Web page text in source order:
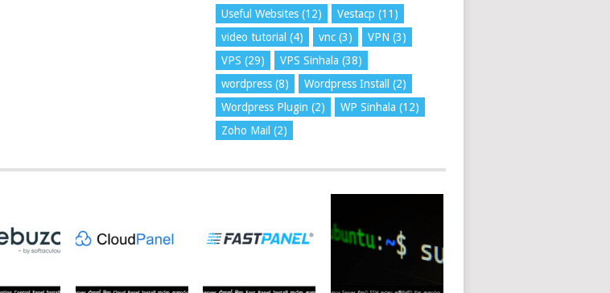
Useful Websites (12) Vestacp (11)
video tutorial (4) vnc (3) VPN (3)
VPS (29) VPS Sinhala (38)
wordpress (8) Wordpress Install
(2)
Wordpress Plugin (2) WP Sinhala (12)
Zoho Mail (2)